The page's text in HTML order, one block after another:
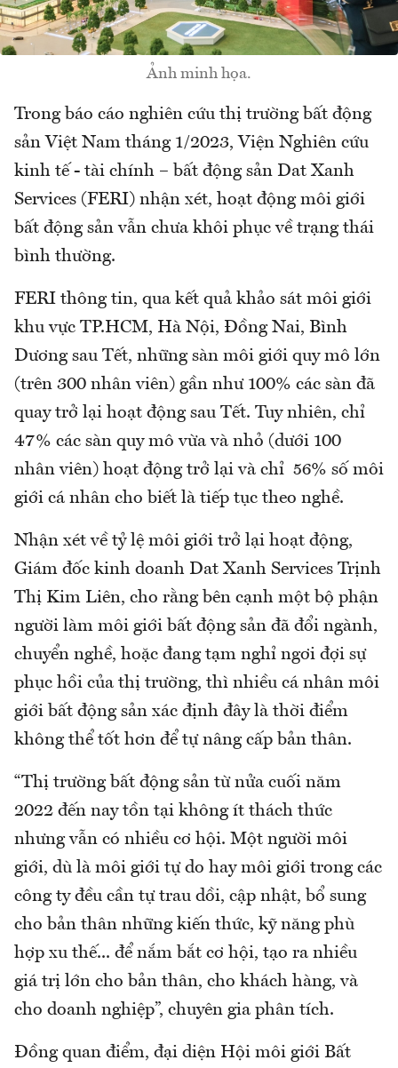
Ảnh minh họa.
Trong báo cáo nghiên cứu thị trường bất động
sản Việt Nam tháng 1/2023, Viện Nghiên cứu
kinh tế - tài chính – bất động sản Dat Xanh
Services (FERI) nhận xét, hoạt động môi giới
bất động sản vẫn chưa khôi phục về trạng thái
bình thường.
FERI thông tin, qua kết quả khảo sát môi giới
khu vực TP.HCM, Hà Nội, Đồng Nai, Bình
Dương sau Tết, những sàn môi giới quy mô lớn
(trên 300 nhân viên) gần như 100% các sàn đã
quay trở lại hoạt động sau Tết. Tuy nhiên, chỉ
47% các sàn quy mô vừa và nhỏ (dưới 100
nhân viên) hoạt động trở lại và chỉ 56% số môi
giới cá nhân cho biết là tiếp tục theo nghề.
Nhận xét về tỷ lệ môi giới trở lại hoạt động,
Giám đốc kinh doanh Dat Xanh Services Trịnh
Thị Kim Liên, cho rằng bên cạnh một bộ phận
người làm môi giới bất động sản đã đổi ngành,
chuyển nghề, hoặc đang tạm nghỉ ngơi đợi sự
phục hồi của thị trường, thì nhiều cá nhân môi
giới bất động sản xác định đây là thời điểm
không thể tốt hơn để tự nâng cấp bản thân.
“Thị trường bất động sản từ nửa cuối năm
2022 đến nay tồn tại không ít thách thức
nhưng vẫn có nhiều cơ hội. Một người môi
giới, dù là môi giới tự do hay môi giới trong các
công ty đều cần tự trau dồi, cập nhật, bổ sung
cho bản thân những kiến thức, kỹ năng phù
hợp xu thế... để nắm bắt cơ hội, tạo ra nhiều
giá trị lớn cho bản thân, cho khách hàng, và
cho doanh nghiệp”, chuyên gia phân tích.
Đồng quan điểm, đại diện Hội môi giới Bất